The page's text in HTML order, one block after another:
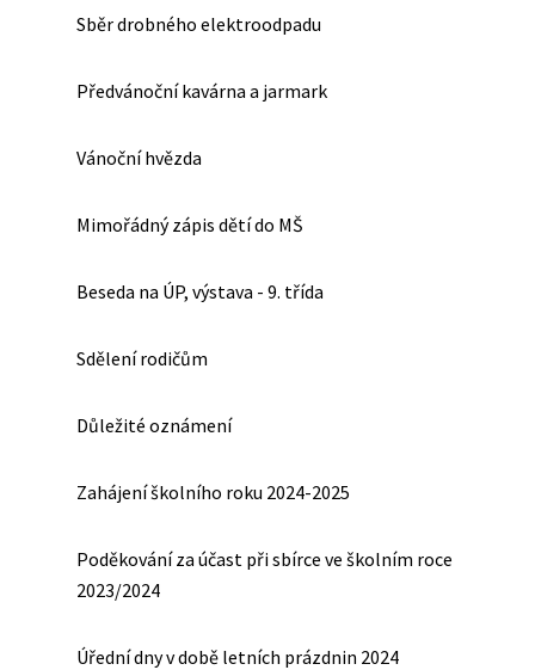
Sběr drobného elektroodpadu
Předvánoční kavárna a jarmark
Vánoční hvězda
Mimořádný zápis dětí do MŠ
Beseda na ÚP, výstava - 9. třída
Sdělení rodičům
Důležité oznámení
Zahájení školního roku 2024-2025
Poděkování za účast při sbírce ve školním roce
2023/2024
Úřední dny v době letních prázdnin 2024